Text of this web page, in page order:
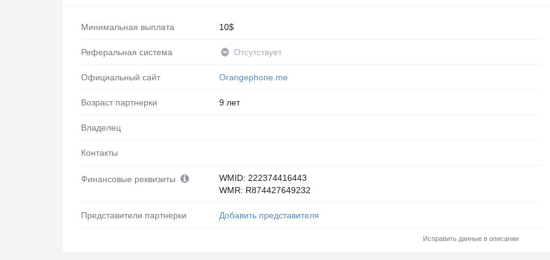
Минимальная выплата 10$
Реферальная система Отсутствует
Официальный сайт Orangephone.me
Возраст партнерки 9 лет
Владелец
Контакты
Финансовые реквизиты
WMID: 222374416443
WMR: R874427649232
Представители партнерки Добавить представителя
Исправить данные в описании